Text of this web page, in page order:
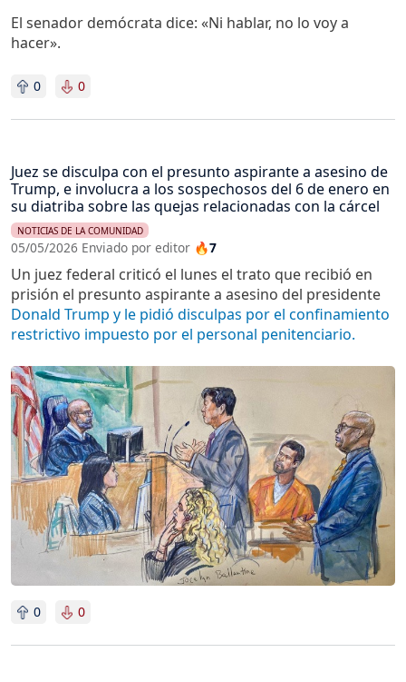
El senador demócrata dice: «Ni hablar, no lo voy a
hacer».
0 0
Juez se disculpa con el presunto aspirante a asesino de
Trump, e involucra a los sospechosos del 6 de enero en
su diatriba sobre las quejas relacionadas con la cárcel
NOTICIAS DE LA COMUNIDAD
05/05/2026 Enviado por editor 🔥7
Un juez federal criticó el lunes el trato que recibió en
prisión el presunto aspirante a asesino del presidente
Donald Trump y le pidió disculpas por el confinamiento
restrictivo impuesto por el personal penitenciario.
Imagen
0 0